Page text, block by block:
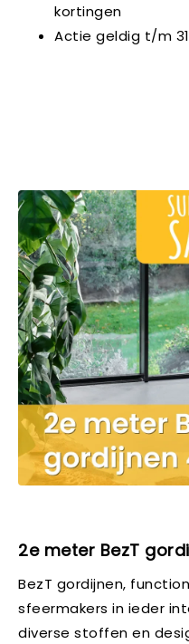
kortingen
Actie geldig t/m 31
2e meter BezT
BezT gordijnen,
sfeermakers in ieder
diverse stoffen en